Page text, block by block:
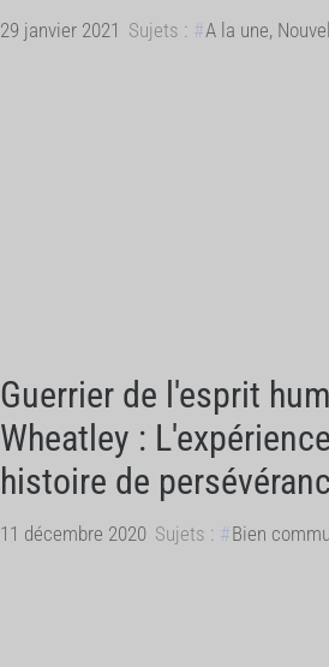
29 janvier 2021 Sujets : A la une,
Guerrier de l'esprit
Wheatley :
histoire de
11 décembre 2020 Sujets : Bien